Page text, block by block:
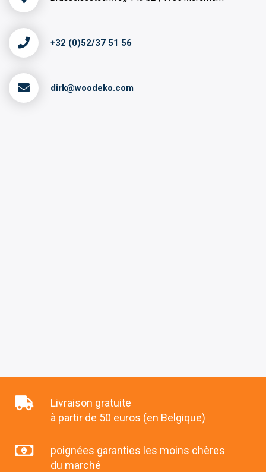
+32 (0)52/37 51 56
dirk@woodeko.com
Livraison gratuite
à partir de 50 euros (en Belgique)
poignées garanties les moins chères
du marché